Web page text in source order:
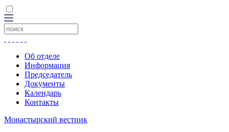
Об отделе
Информация
Председатель
Документы
Календарь
Контакты
Монастырский вестник